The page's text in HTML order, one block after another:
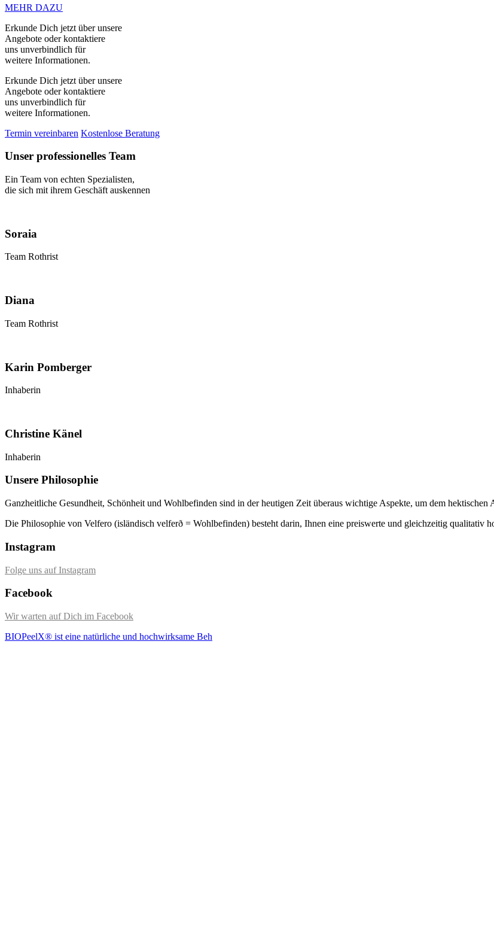
MEHR DAZU
Erkunde Dich jetzt über unsere
Angebote oderkontaktiere
uns unverbindlich für
weitere Informationen.
Erkunde Dich jetzt über unsere
Angebote oderkontaktiere
uns unverbindlich für
weitere Informationen.
Termin vereinbaren Kostenlose Beratung
Unser professionelles Team
Ein Team von echten Spezialisten,
die sich mit ihrem Geschäft auskennen
Soraia
Team Rothrist
Diana
Team Rothrist
Karin Pomberger
Inhaberin
Christine Känel
Inhaberin
Unsere Philosophie
Ganzheitliche Gesundheit, Schönheit und Wohlbefinden sind in der heutigen Zeit überaus wichtige Aspekte, um dem hektischen
Die Philosophie von Velfero (isländisch velferð = Wohlbefinden) besteht darin, Ihnen eine preiswerte und gleichzeitig qualitativ
Instagram
Folge uns auf Instagram
Facebook
Wir warten auf Dich im Facebook
BIOPeelX® ist eine natürliche und hochwirksame Beh